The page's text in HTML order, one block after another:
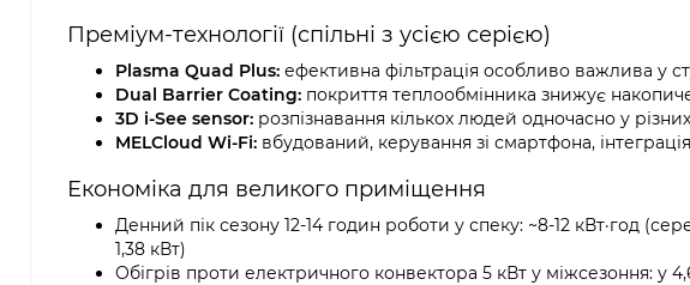
Преміум-технології (спільні з усією серією)
Plasma Quad Plus: ефективна фільтрація особливо важлива у
Dual Barrier Coating: покриття теплообмінника знижує
3D i-See sensor: розпізнавання кількох людей одночасно у різних
MELCloud Wi-Fi: вбудований, керування зі смартфона,
Економіка для великого приміщення
Денний пік сезону 12-14 годин роботи у спеку: ~8-12 кВт·год
1,38 кВт)
Обігрів проти електричного конвектора 5 кВт у міжсезоння: у